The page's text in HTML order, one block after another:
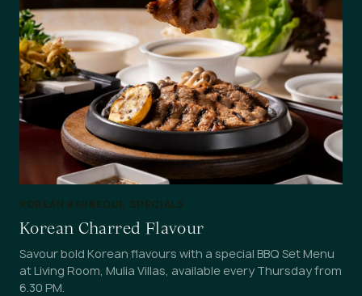
KOREAN BARBEQUE SPECIALS
Korean Charred Flavour
Savour bold Korean flavours with a special BBQ Set Menu
at Living Room, Mulia Villas, available every Thursday from
6.30 PM.